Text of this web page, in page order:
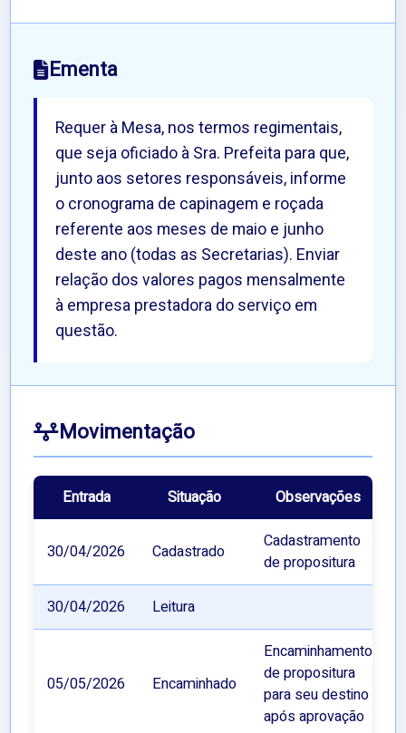
Ementa
Requer à Mesa, nos termos regimentais,
que seja oficiado à Sra. Prefeita para que,
junto aos setores responsáveis, informe
o cronograma de capinagem e roçada
referente aos meses de maio e junho
deste ano (todas as Secretarias). Enviar
relação dos valores pagos mensalmente
à empresa prestadora do serviço em
questão.
Movimentação
Entrada Situação Observações
30/04/2026 Cadastrado
Cadastramento
de propositura
30/04/2026 Leitura
05/05/2026 Encaminhado
Encaminhamento
de propositura
para seu destino
após aprovação